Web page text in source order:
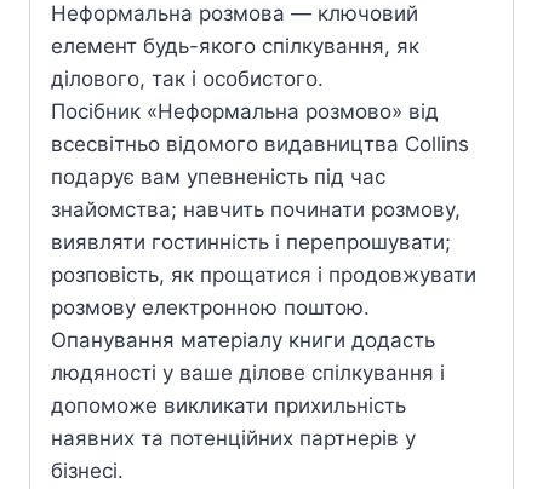
Неформальна розмова — ключовий
елемент будь-якого спілкування, як
ділового, так і особистого.
Посібник «Неформальна розмово» від
всесвітньо відомого видавництва Collins
подарує вам упевненість під час
знайомства; навчить починати розмову,
виявляти гостинність і перепрошувати;
розповість, як прощатися і продовжувати
розмову електронною поштою.
Опанування матеріалу книги додасть
людяності у ваше ділове спілкування і
допоможе викликати прихильність
наявних та потенційних партнерів у
бізнесі.